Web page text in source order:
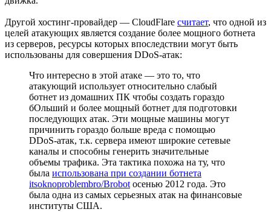
Другой хостинг-провайдер — CloudFlare считает, что одной из
целей атакующих является создание более мощного ботнета
из серверов, ресурсы которых впоследствии могут быть
использованы для совершения DDoS-атак:
Что интересно в этой атаке — это то, что
атакующий использует относительно слабый
ботнет из домашних ПК чтобы создать гораздо
бОльший и более мощный ботнет для подготовки
последующих атак. Эти мощные машины могут
причинить гораздо больше вреда с помощью
DDoS-атак, т.к. сервера имеют широкие сетевые
каналы и способны генерить значительные
объемы трафика. Эта тактика похожа на ту, что
была использована при создании ботнета
itsoknoproblembro/Brobot осенью 2012 года. Это
была одна из самых серьезных атак на финансовые
институты США.